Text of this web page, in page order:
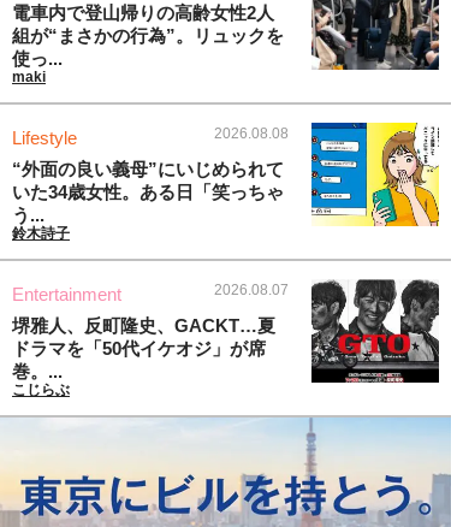
電車内で登山帰りの高齢女性2人
組が“まさかの行為”。リュックを
使っ...
maki
Lifestyle 2026.08.08
“外面の良い義母”にいじめられて
いた34歳女性。ある日「笑っちゃ
う...
鈴木詩子
Entertainment 2026.08.07
堺雅人、反町隆史、GACKT…夏
ドラマを「50代イケオジ」が席
巻。...
こじらぶ